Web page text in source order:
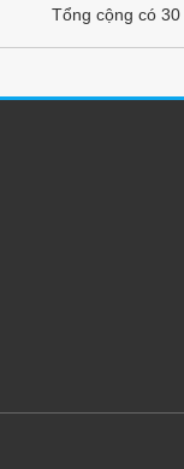
Tổng cộng có